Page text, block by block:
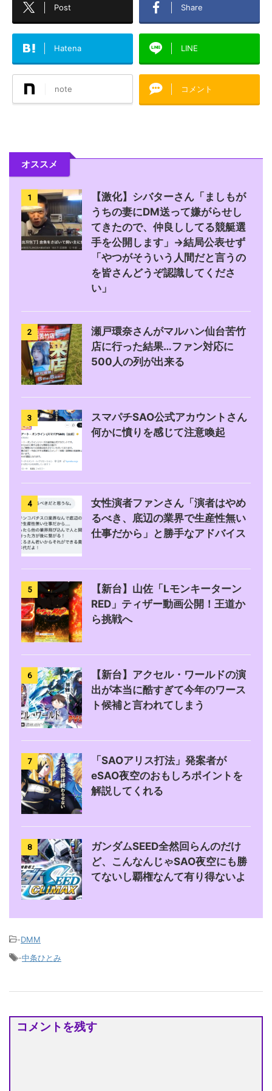
Post Share
Hatena LINE
note コメント
オススメ
1
【激化】シバターさん「ましもが
うちの妻にDM送って嫌がらせし
てきたので、仲良ししてる競艇選
手を公開します」→結局公表せず
「やつがそういう人間だと言うの
を皆さんどうぞ認識してくださ
い」
2
瀬戸環奈さんがマルハン仙台苦竹
店に行った結果…ファン対応に
500人の列が出来る
3
スマパチSAO公式アカウントさん
何かに憤りを感じて注意喚起
4
女性演者ファンさん「演者はやめ
るべき、底辺の業界で生産性無い
仕事だから」と勝手なアドバイス
5
【新台】山佐「Lモンキーターン
RED」ティザー動画公開！王道か
ら挑戦へ
6
【新台】アクセル・ワールドの演
出が本当に酷すぎて今年のワース
ト候補と言われてしまう
7
「SAOアリス打法」発案者が
eSAO夜空のおもしろポイントを
解説してくれる
8
ガンダムSEED全然回らんのだけ
ど、こんなんじゃSAO夜空にも勝
てないし覇権なんて有り得ないよ
-DMM
-中条ひとみ
コメントを残す